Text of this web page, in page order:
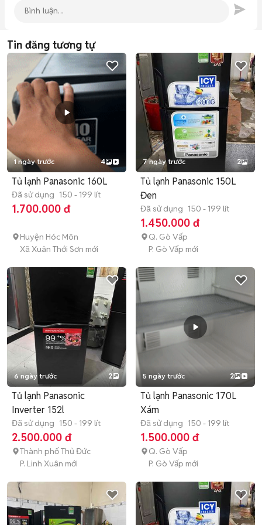
Tin đăng tương tự
1 ngày trước 4
Tủ lạnh Panasonic 160L
Đã sử dụng 150 - 199 lít
1.700.000 đ
Huyện Hóc Môn
Xã Xuân Thới Sơn mới
7 ngày trước 2
Tủ lạnh Panasonic 150L
Đen
Đã sử dụng 150 - 199 lít
1.450.000 đ
Q. Gò Vấp
P. Gò Vấp mới
6 ngày trước 2
Tủ lạnh Panasonic
Inverter 152l
Đã sử dụng 150 - 199 lít
2.500.000 đ
Thành phố Thủ Đức
P. Linh Xuân mới
5 ngày trước 2
Tủ lạnh Panasonic 170L
Xám
Đã sử dụng 150 - 199 lít
1.500.000 đ
Q. Gò Vấp
P. Gò Vấp mới